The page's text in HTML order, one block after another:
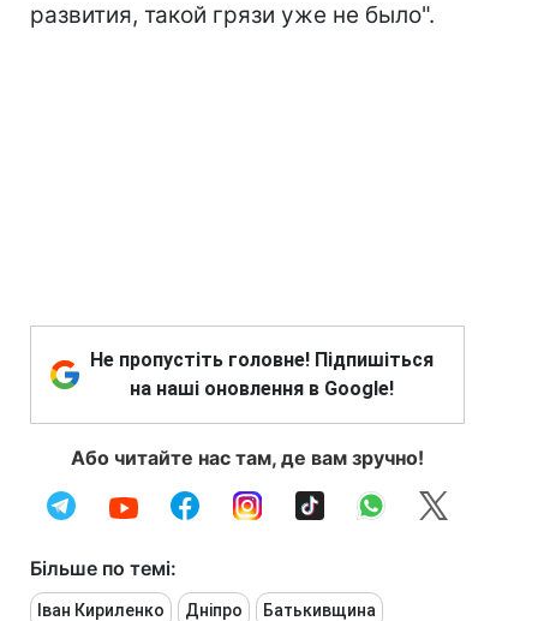
развития, такой грязи уже не было".
Не пропустіть головне! Підпишіться
на наші оновлення в Google!
Або читайте нас там, де вам зручно!
Більше по темі:
Іван Кириленко Дніпро Батькивщина